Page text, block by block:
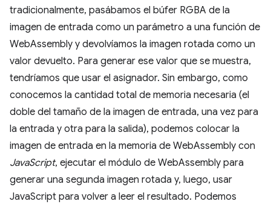
tradicionalmente, pasábamos el búfer RGBA de la
imagen de entrada como un parámetro a una función de
WebAssembly y devolvíamos la imagen rotada como un
valor devuelto. Para generar ese valor que se muestra,
tendríamos que usar el asignador. Sin embargo, como
conocemos la cantidad total de memoria necesaria (el
doble del tamaño de la imagen de entrada, una vez para
la entrada y otra para la salida), podemos colocar la
imagen de entrada en la memoria de WebAssembly con
JavaScript, ejecutar el módulo de WebAssembly para
generar una segunda imagen rotada y, luego, usar
JavaScript para volver a leer el resultado. Podemos